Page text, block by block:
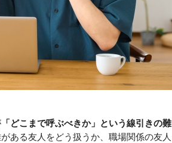
「どこまで呼ぶべきか」という線引きの難
ある友人をどう扱うか、職場関係の友人